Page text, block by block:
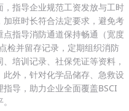
指导企业规范工资发放与工时
班时长符合法定要求，避免考
指导消防通道保持畅通（宽度
检并留存记录，定期组织消防
培训记录、社保凭证等资料，
外，针对化学品储存、急救设
导，助力企业全面覆盖BSCI